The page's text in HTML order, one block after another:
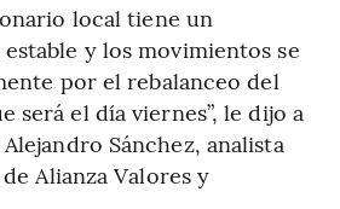
local tiene un
y los movimientos se
por el rebalanceo del
será el día viernes”, le dijo a
Sánchez, analista
Alianza Valores y